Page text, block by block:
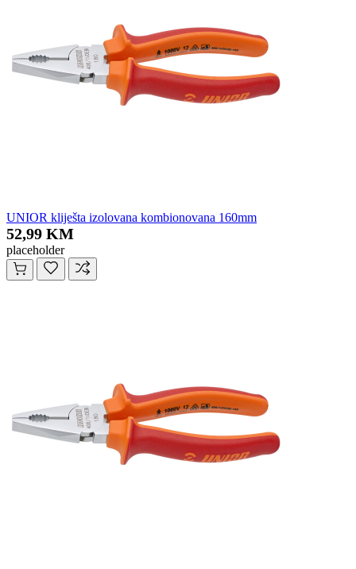
UNIOR kliješta izolovana kombionovana 160mm
52,99 KM
placeholder